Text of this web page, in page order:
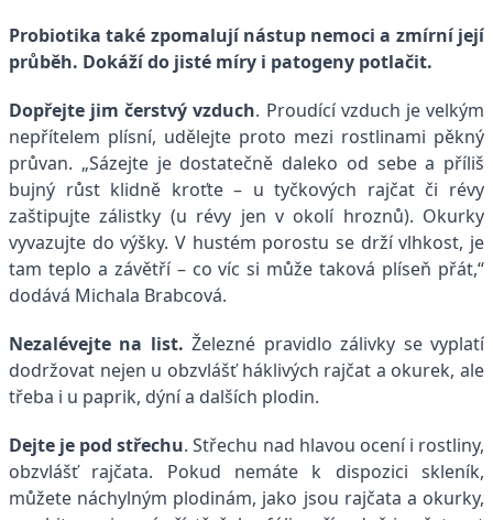
Probiotika také zpomalují nástup nemoci a zmírní její
průběh. Dokáží do jisté míry i patogeny potlačit.
Dopřejte jim čerstvý vzduch. Proudící vzduch je velkým
nepřítelem plísní, udělejte proto mezi rostlinami pěkný
průvan. „Sázejte je dostatečně daleko od sebe a příliš
bujný růst klidně kroťte – u tyčkových rajčat či révy
zaštipujte zálistky (u révy jen v okolí hroznů). Okurky
vyvazujte do výšky. V hustém porostu se drží vlhkost, je
tam teplo a závětří – co víc si může taková plíseň přát,“
dodává Michala Brabcová.
Nezalévejte na list. Železné pravidlo zálivky se vyplatí
dodržovat nejen u obzvlášť háklivých rajčat a okurek, ale
třeba i u paprik, dýní a dalších plodin.
Dejte je pod střechu. Střechu nad hlavou ocení i rostliny,
obzvlášť rajčata. Pokud nemáte k dispozici skleník,
můžete náchylným plodinám, jako jsou rajčata a okurky,